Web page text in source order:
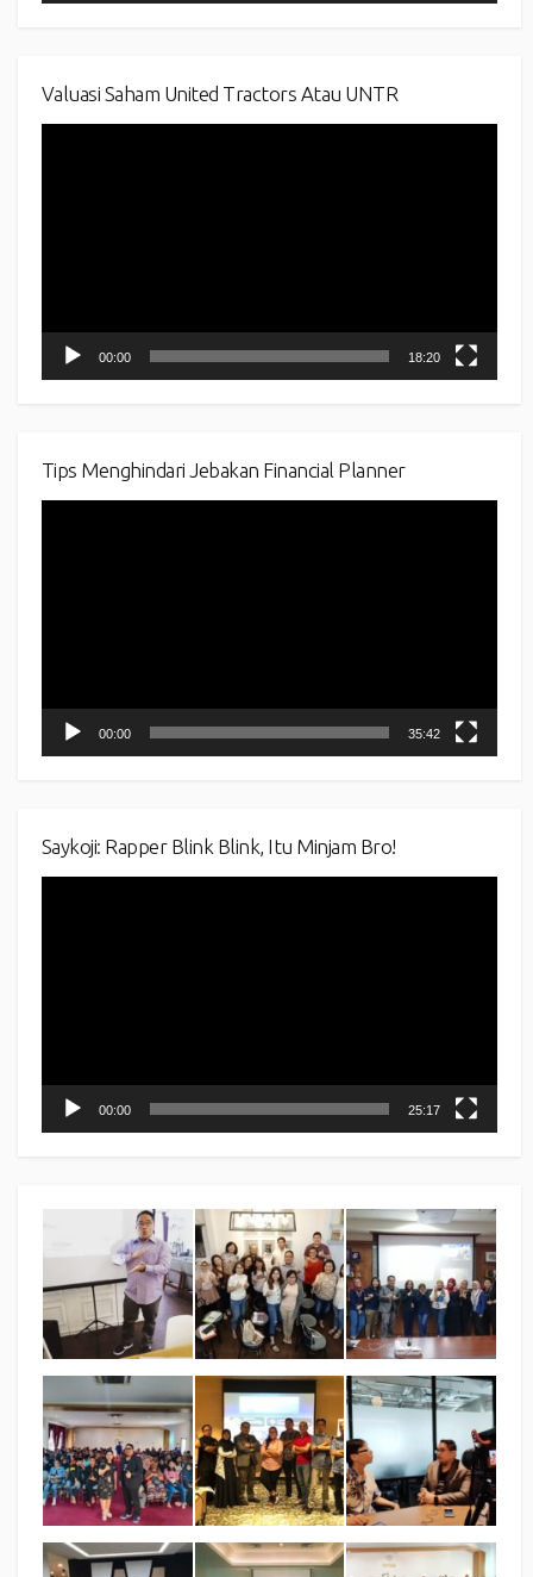
Valuasi Saham United Tractors Atau UNTR
00:00 18:20
Tips Menghindari Jebakan Financial Planner
00:00 35:42
Saykoji: Rapper Blink Blink, Itu Minjam Bro!
00:00 25:17